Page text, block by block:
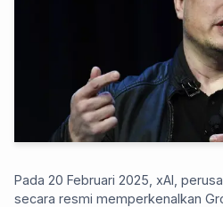
Pada 20 Februari 2025, xAI,
secara resmi memperkenalkan